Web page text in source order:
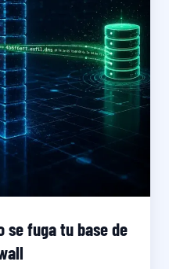
se fuga tu base de